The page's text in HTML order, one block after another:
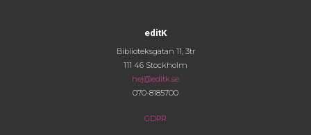
editK
Biblioteksgatan 11, 3tr
111 46 Stockholm
hej@editk.se
070-8185700
GDPR